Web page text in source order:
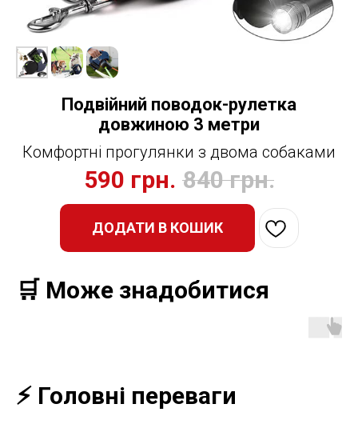
Подвійний поводок-рулетка
довжиною 3 метри
Комфортні прогулянки з двома собаками
590 грн. 840 грн.
ДОДАТИ В КОШИК
🛒 Може знадобитися
⚡️ Головні переваги